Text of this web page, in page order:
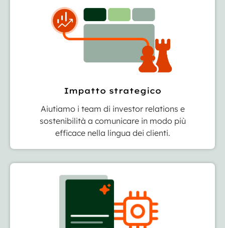
Impatto strategico
Aiutiamo i team di investor relations e
sostenibilità a comunicare in modo più
efficace nella lingua dei clienti.